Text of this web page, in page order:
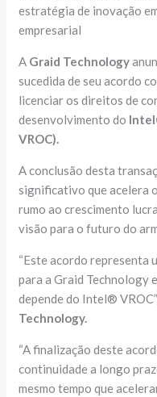
estratégia de inovação
empresarial
A Graid Technology
sucedida de seu acordo
licenciar os direitos de
desenvolvimento do
VROC).
A conclusão desta
significativo que acelera
rumo ao crescimento
visão para o futuro do
“Este acordo representa
para a Graid Technology
depende do Intel®
Technology.
“A finalização deste
continuidade a longo
mesmo tempo que